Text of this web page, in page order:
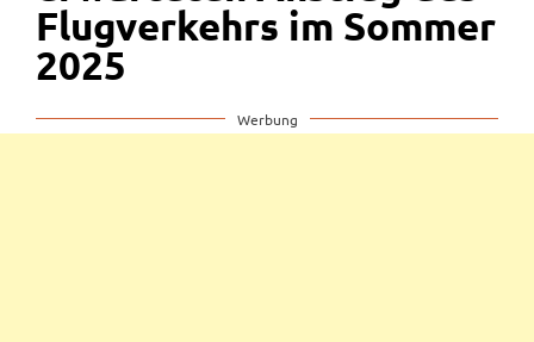
Flugverkehrs im Sommer
2025
Werbung